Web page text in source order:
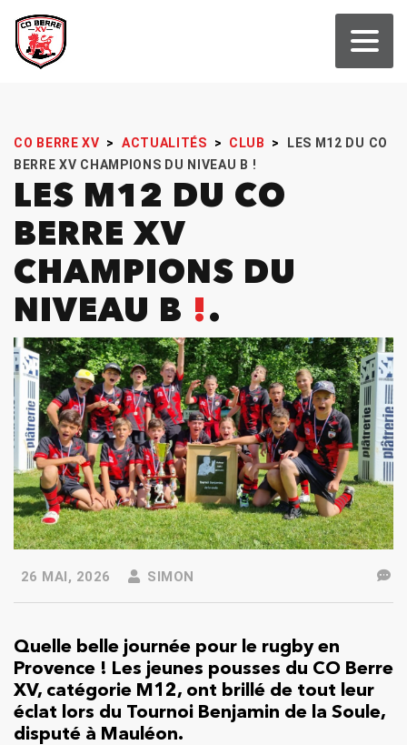
CO BERRE XV > ACTUALITÉS > CLUB >
LES M12 DU CO
BERRE XV CHAMPIONS DU NIVEAU B !
LES M12 DU CO
BERRE XV
CHAMPIONS DU
NIVEAU B !
26 MAI, 2026 SIMON
Quelle belle journée pour le rugby en
Provence ! Les jeunes pousses du CO Berre
XV, catégorie M12, ont brillé de tout leur
éclat lors du Tournoi Benjamin de la Soule,
disputé à Mauléon.